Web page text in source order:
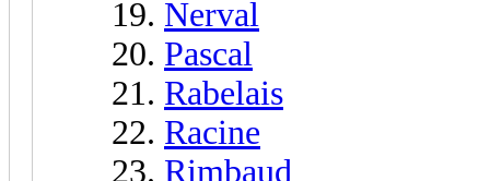
Nerval
Pascal
Rabelais
Racine
Rimbaud